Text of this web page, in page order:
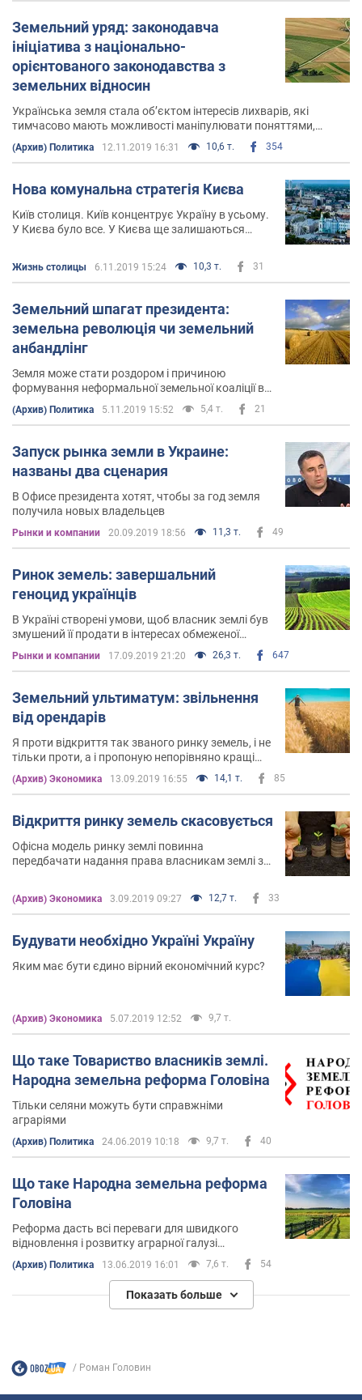
Земельний уряд: законодавча
ініціатива з національно-
орієнтованого законодавства з
земельних відносин
Українська земля стала об’єктом інтересів лихварів, які
тимчасово мають можливості маніпулювати поняттями,
примітивно спускаючи поняття "земля" до пляшки горілки
(Архив) Политика 12.11.2019 16:31 10,6 т. 354
Нова комунальна стратегія Києва
Київ столиця. Київ концентрує Україну в усьому.
У Києва було все. У Києва ще залишаються
Жизнь столицы 6.11.2019 15:24 10,3 т. 31
Земельний шпагат президента:
земельна революція чи земельний
анбандлінг
Земля може стати роздором і причиною
формування неформальної земельної коаліції в
Верховній Раді під "земельний" уряд
(Архив) Политика 5.11.2019 15:52 5,4 т. 21
Запуск рынка земли в Украине:
названы два сценария
В Офисе президента хотят, чтобы за год земля
получила новых владельцев
Рынки и компании 20.09.2019 18:56 11,3 т. 49
Ринок земель: завершальний
геноцид українців
В Україні створені умови, щоб власник землі був
змушений її продати в інтересах обмеженої
Рынки и компании 17.09.2019 21:20 26,3 т. 647
Земельний ультиматум: звільнення
від орендарів
​​​​​​​Я проти відкриття так званого ринку земель, і не
тільки проти, а і пропоную непорівняно кращі
(Архив) Экономика 13.09.2019 16:55 14,1 т. 85
Відкриття ринку земель скасовується
Офісна модель ринку землі повинна
передбачати надання права власникам землі за
землею
(Архив) Экономика 3.09.2019 09:27 12,7 т. 33
Будувати необхідно Україні Україну
Яким має бути єдино вірний економічний курс?
(Архив) Экономика 5.07.2019 12:52 9,7 т.
Що таке Товариство власників землі.
Народна земельна реформа Головіна
Тільки селяни можуть бути справжніми
аграріями
(Архив) Политика 24.06.2019 10:18 9,7 т. 40
Що таке Народна земельна реформа
Головіна
Реформа дасть всі переваги для швидкого
відновлення і розвитку аграрної галузі
(Архив) Политика 13.06.2019 16:01 7,6 т. 54
Показать больше
Роман Головин